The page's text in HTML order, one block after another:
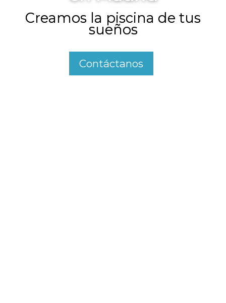
Creamos la piscina de tus
sueños
Contáctanos